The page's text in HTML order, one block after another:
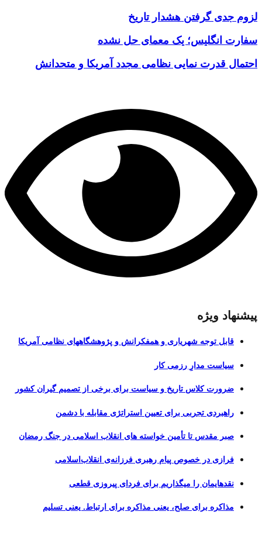
لزوم جدی گرفتن هشدار تاریخ
سفارت انگلیس؛ یک معمای حل نشده
احتمال قدرت نمایی نظامی مجدد آمریکا و متحدانش
پیشنهاد ویژه
قابل توجه شهریاری و همفکرانش و پژوهشگاههای نظامی آمریکا
سیاست مدارِ رزمی کار
ضرورت کلاس تاریخ و سیاست برای برخی از تصمیم گیران کشور
راهبردی تجربی برای تعیین استراتژی مقابله با دشمن
صبر مقدس تا تأمین خواسته های انقلاب اسلامی در جنگ رمضان
فرازی در خصوص پیام رهبری فرزانه‌ی انقلاب‌اسلامی
نقدهایمان را میگذاریم برای فردای پیروزی قطعی
مذاکره برای صلح، یعنی مذاکره برای ارتباط. یعنی تسلیم